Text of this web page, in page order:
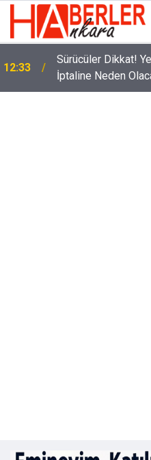
12:33
Sürücüler Dikkat!
İptaline Neden